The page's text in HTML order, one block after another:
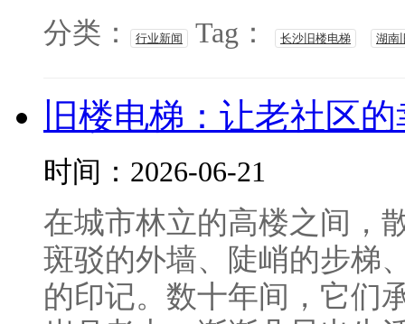
分类： 行业新闻 Tag： 长沙旧楼电梯 湖南
旧楼电梯：让老社区
时间：2026-06-21
在城市林立的高楼之间，
斑驳的外墙、陡峭的步梯
的印记。数十年间，它们